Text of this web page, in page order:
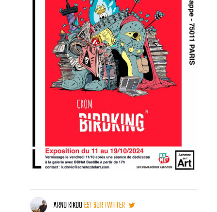
ARNO KIKOOEST SUR TWITTER